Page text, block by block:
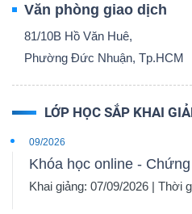
Văn phòng giao dịch
81/10B Hồ Văn Huê,
Phường Đức Nhuận, Tp.HCM
LỚP HỌC SẮP KHAI
09/2026
Khóa học online -
Khai giảng: 07/09/2026 | Thời